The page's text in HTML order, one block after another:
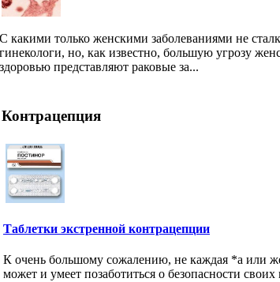
С какими только женскими заболеваниями не
гинекологи, но, как известно, большую угрозу
здоровью представляют раковые за...
Контрацепция
Таблетки экстренной контрацепции
К очень большому сожалению, не каждая *а или
может и умеет позаботиться о безопасности